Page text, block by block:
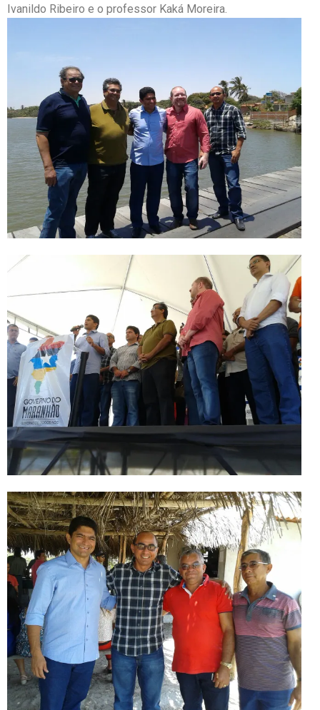
Ivanildo Ribeiro e o professor Kaká Moreira.